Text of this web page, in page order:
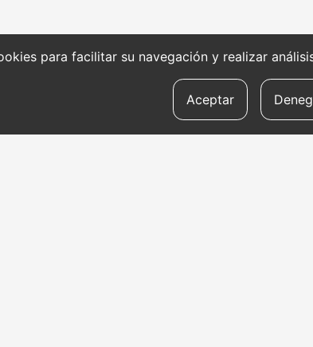
para facilitar su navegación y realizar
Aceptar